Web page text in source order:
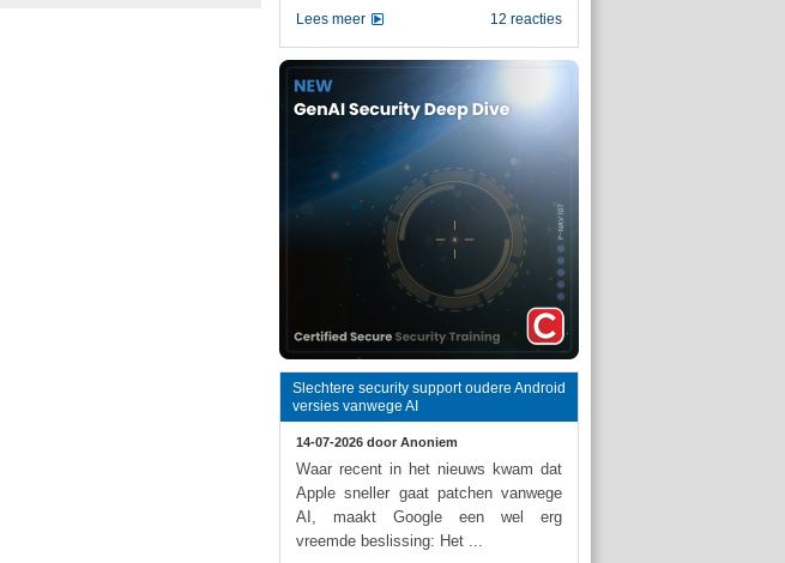
12 reacties
Lees meer
Slechtere security support oudere Android
versies vanwege AI
14-07-2026 door Anoniem
Waar recent in het nieuws kwam dat
Apple sneller gaat patchen vanwege
AI, maakt Google een wel erg
vreemde beslissing: Het ...